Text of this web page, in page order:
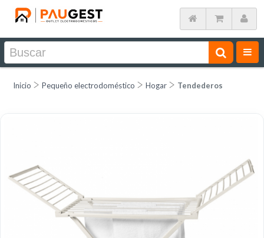
Inicio Pequeño electrodoméstico Hogar Tendederos